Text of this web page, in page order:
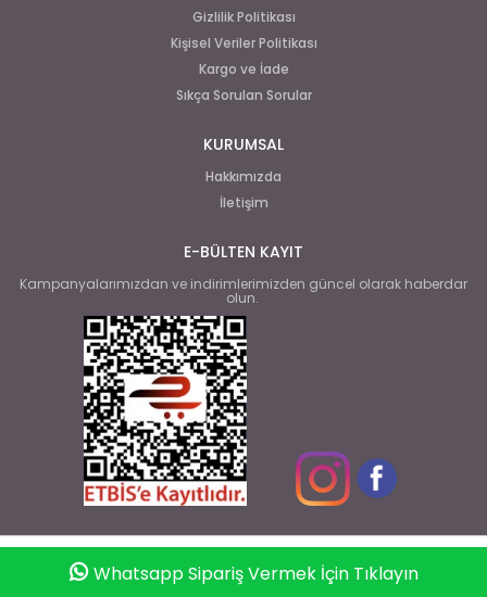
Gizlilik Politikası
Kişisel Veriler Politikası
Kargo ve İade
Sıkça Sorulan Sorular
KURUMSAL
Hakkımızda
İletişim
E-BÜLTEN KAYIT
Kampanyalarımızdan ve indirimlerimizden güncel olarak haberdar
olun.
Whatsapp Sipariş Vermek İçin Tıklayın
Anasayfa Favorilerim Sepetim Üye Girişi